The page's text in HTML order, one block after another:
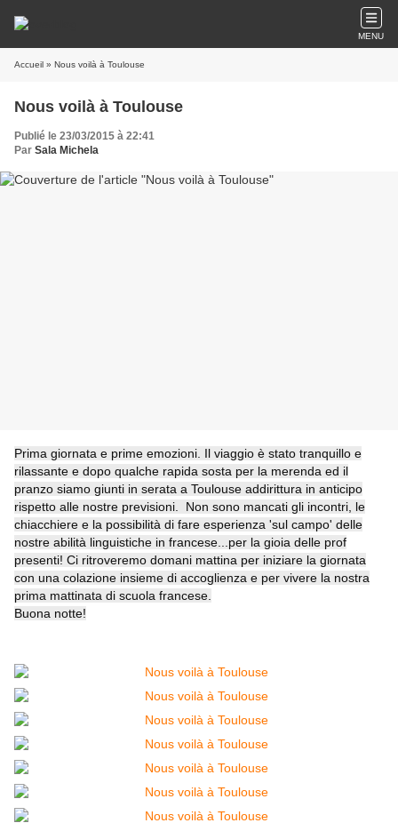
MENU
Accueil » Nous voilà à Toulouse
Nous voilà à Toulouse
Publié le 23/03/2015 à 22:41
Par Sala Michela
Prima giornata e prime emozioni. Il viaggio è stato tranquillo e
rilassante e dopo qualche rapida sosta per la merenda ed il
pranzo siamo giunti in serata a Toulouse addirittura in anticipo
rispetto alle nostre previsioni. Non sono mancati gli incontri, le
chiacchiere e la possibilità di fare esperienza 'sul campo' delle
nostre abilità linguistiche in francese...per la gioia delle prof
presenti! Ci ritroveremo domani mattina per iniziare la giornata
con una colazione insieme di accoglienza e per vivere la nostra
prima mattinata di scuola francese.
Buona notte!